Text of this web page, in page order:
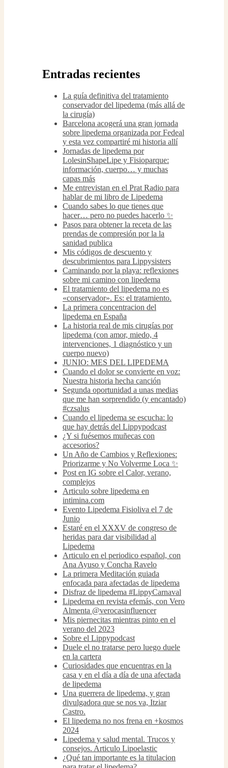
Entradas recientes
La guía definitiva del tratamiento
conservador del lipedema (más allá de
la cirugía)
Barcelona acogerá una gran jornada
sobre lipedema organizada por Fedeal
y esta vez compartiré mi historia allí
Jornadas de lipedema por
LolesinShapeLipe y Fisioparque:
información, cuerpo… y muchas
capas más
Me entrevistan en el Prat Radio para
hablar de mi libro de Lipedema
Cuando sabes lo que tienes que
hacer… pero no puedes hacerlo ✨
Pasos para obtener la receta de las
prendas de compresión por la la
sanidad publica
Mis códigos de descuento y
descubrimientos para Lippysisters
Caminando por la playa: reflexiones
sobre mi camino con lipedema
El tratamiento del lipedema no es
«conservador». Es: el tratamiento.
La primera concentracion del
lipedema en España
La historia real de mis cirugías por
lipedema (con amor, miedo, 4
intervenciones, 1 diagnóstico y un
cuerpo nuevo)
JUNIO: MES DEL LIPEDEMA
Cuando el dolor se convierte en voz:
Nuestra historia hecha canción
Segunda oportunidad a unas medias
que me han sorprendido (y encantado)
#czsalus
Cuando el lipedema se escucha: lo
que hay detrás del Lippypodcast
¿Y si fuésemos muñecas con
accesorios?
Un Año de Cambios y Reflexiones:
Priorizarme y No Volverme Loca ✨
Post en IG sobre el Calor, verano,
complejos
Articulo sobre lipedema en
intimina.com
Evento Lipedema Fisioliva el 7 de
Junio
Estaré en el XXXV de congreso de
heridas para dar visibilidad al
Lipedema
Articulo en el periodico español, con
Ana Ayuso y Concha Ravelo
La primera Meditación guiada
enfocada para afectadas de lipedema
Disfraz de lipedema #LippyCarnaval
Lipedema en revista efemás, con Vero
Almenta @verocasinfluencer
Mis piernecitas mientras pinto en el
verano del 2023
Sobre el Lippypodcast
Duele el no tratarse pero luego duele
en la cartera
Curiosidades que encuentras en la
casa y en el día a día de una afectada
de lipedema
Una guerrera de lipedema, y gran
divulgadora que se nos va, Itziar
Castro.
El lipedema no nos frena en +kosmos
2024
Lipedema y salud mental. Trucos y
consejos. Articulo Lipoelastic
¿Qué tan importante es la titulacion